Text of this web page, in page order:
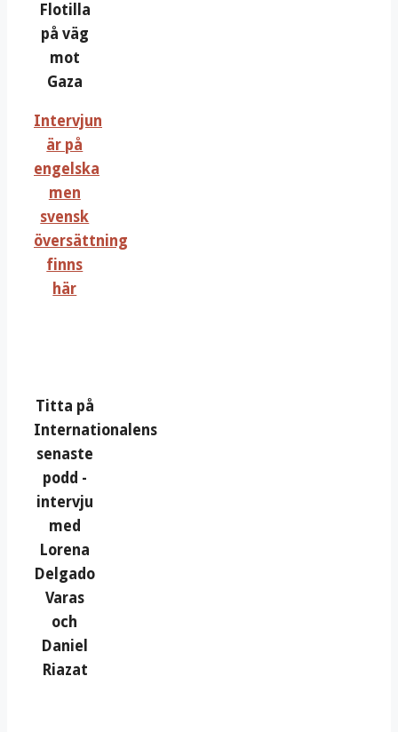
Flotilla
på väg
mot
Gaza
Intervjun
är på
engelska
men
svensk
översättning
finns
här
Titta på
Internationalens
senaste
podd -
intervju
med
Lorena
Delgado
Varas
och
Daniel
Riazat